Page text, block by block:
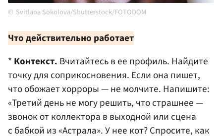
Svitlana Sokolova/Shutterstock/FOTODOM
Что действительно работает
* Контекст. Вчитайтесь в ее профиль. Найдите
точку для соприкосновения. Если она пишет,
что обожает хорроры — не молчите. Напишите:
«Третий день не могу решить, что страшнее —
звонок от коллектора в выходной или сцена
с бабкой из «Астрала». У нее кот? Спросите, как